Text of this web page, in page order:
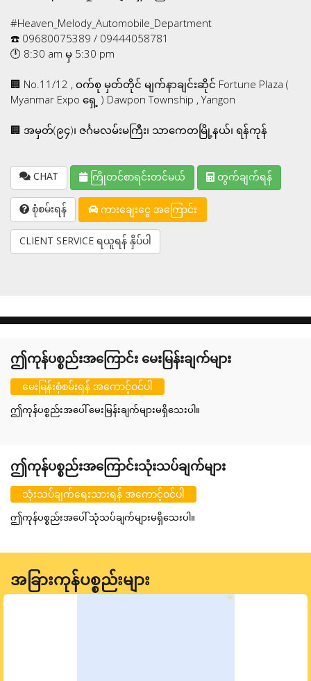
#Heaven_Melody_Automobile_Department
☎️ 09680075389 / 09444058781
🕛 8:30 am မှ 5:30 pm
🏢 No.11/12 , ဝက်စု မှတ်တိုင် မျက်နာချင်းဆိုင် Fortune Plaza (
Myanmar Expo ရှေ့ ) Dawpon Township , Yangon
🏢 အမှတ်(၉၄)၊ ဇင်္ဂမလမ်းမကြီး၊ သာကေတမြို့နယ်၊ ရန်ကုန်
CHAT ကြိုတင်စာရင်းတင်မယ် တွက်ချက်ရန်
စုံစမ်းရန် ကားချေးငွေ အကြောင်း
CLIENT SERVICE ရယူရန် နှိပ်ပါ
ဤကုန်ပစ္စည်းအကြောင်း မေးမြန်းချက်များ
မေးမြန်းစုံစမ်းရန် အကောင့်ဝင်ပါ
ဤကုန်ပစ္စည်းအပေါ် မေးမြန်းချက်များမရှိသေးပါ။
ဤကုန်ပစ္စည်းအကြောင်းသုံးသပ်ချက်များ
သုံးသပ်ချက်ရေးသားရန် အကောင့်ဝင်ပါ
ဤကုန်ပစ္စည်းအပေါ် သုံသပ်ချက်များမရှိသေးပါ။
အခြားကုန်ပစ္စည်းများ